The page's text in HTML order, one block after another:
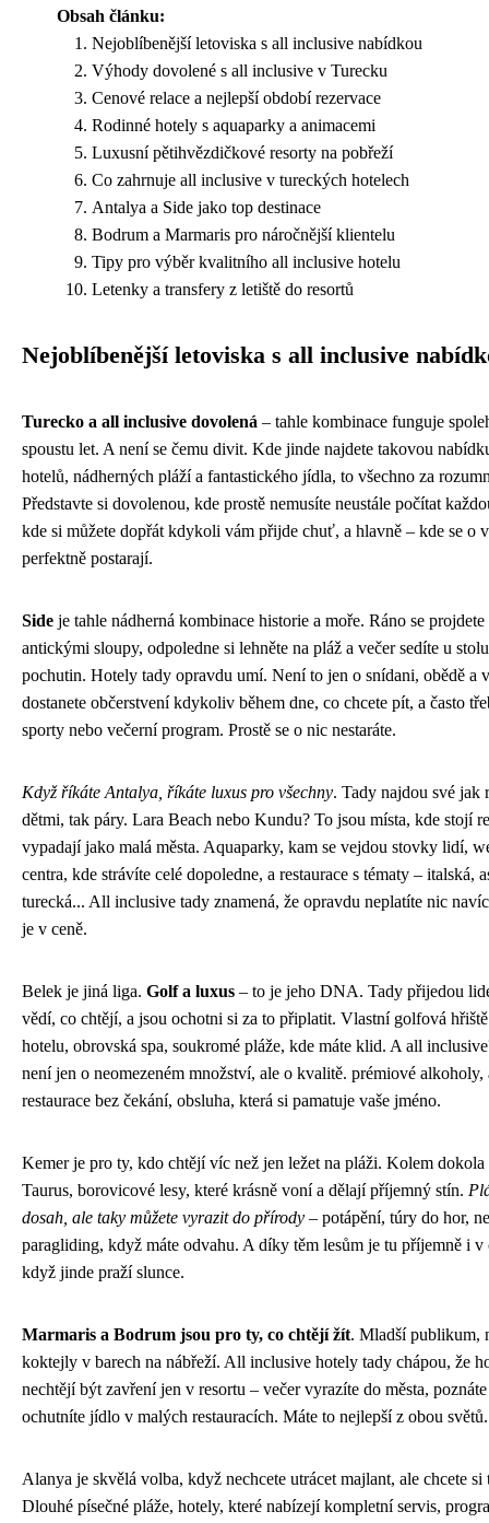
Obsah článku:
Nejoblíbenější letoviska s all inclusive nabídkou
Výhody dovolené s all inclusive v Turecku
Cenové relace a nejlepší období rezervace
Rodinné hotely s aquaparky a animacemi
Luxusní pětihvězdičkové resorty na pobřeží
Co zahrnuje all inclusive v tureckých hotelech
Antalya a Side jako top destinace
Bodrum a Marmaris pro náročnější klientelu
Tipy pro výběr kvalitního all inclusive hotelu
Letenky a transfery z letiště do resortů
Nejoblíbenější letoviska s all inclusive
Turecko a all inclusive dovolená – tahle kombinace funguje
spoustu let. A není se čemu divit. Kde jinde najdete takovou
hotelů, nádherných pláží a fantastického jídla, to všechno za
Představte si dovolenou, kde prostě nemusíte neustále počítat
kde si můžete dopřát kdykoli vám přijde chuť, a hlavně – kde se o
perfektně postarají.
Side je tahle nádherná kombinace historie a moře. Ráno se projdete
antickými sloupy, odpoledne si lehněte na pláž a večer sedíte u
pochutin. Hotely tady opravdu umí. Není to jen o snídani, obědě a
dostanete občerstvení kdykoliv během dne, co chcete pít, a často
sporty nebo večerní program. Prostě se o nic nestaráte.
Když říkáte Antalya, říkáte luxus pro všechny. Tady najdou své jak
dětmi, tak páry. Lara Beach nebo Kundu? To jsou místa, kde stojí
vypadají jako malá města. Aquaparky, kam se vejdou stovky lidí,
centra, kde strávíte celé dopoledne, a restaurace s tématy – italská,
turecká... All inclusive tady znamená, že opravdu neplatíte nic
je v ceně.
Belek je jiná liga. Golf a luxus – to je jeho DNA. Tady přijedou
vědí, co chtějí, a jsou ochotni si za to připlatit. Vlastní golfová
hotelu, obrovská spa, soukromé pláže, kde máte klid. A all
není jen o neomezeném množství, ale o kvalitě. prémiové alkoholy,
restaurace bez čekání, obsluha, která si pamatuje vaše jméno.
Kemer je pro ty, kdo chtějí víc než jen ležet na pláži. Kolem dokola
Taurus, borovicové lesy, které krásně voní a dělají příjemný stín.
dosah, ale taky můžete vyrazit do přírody – potápění, túry do hor,
paragliding, když máte odvahu. A díky těm lesům je tu příjemně i v
když jinde praží slunce.
Marmaris a Bodrum jsou pro ty, co chtějí žít. Mladší publikum,
koktejly v barech na nábřeží. All inclusive hotely tady chápou, že
nechtějí být zavření jen v resortu – večer vyrazíte do města,
ochutníte jídlo v malých restauracích. Máte to nejlepší z obou světů.
Alanya je skvělá volba, když nechcete utrácet majlant, ale chcete si
Dlouhé písečné pláže, hotely, které nabízejí kompletní servis,